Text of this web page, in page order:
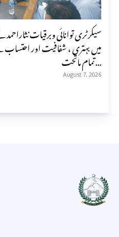
سیکرٹری توانائی وبرقیات
میں بہتری ، شفافیت اور
تمام ماتحت...
August 7, 2026